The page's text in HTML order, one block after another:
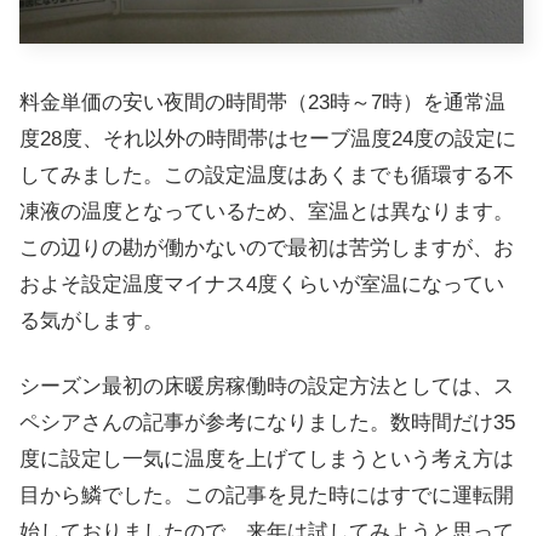
料金単価の安い夜間の時間帯（23時～7時）を通常温
度28度、それ以外の時間帯はセーブ温度24度の設定に
してみました。この設定温度はあくまでも循環する不
凍液の温度となっているため、室温とは異なります。
この辺りの勘が働かないので最初は苦労しますが、お
およそ設定温度マイナス4度くらいが室温になってい
る気がします。
シーズン最初の床暖房稼働時の設定方法としては、ス
ペシアさんの記事が参考になりました。数時間だけ35
度に設定し一気に温度を上げてしまうという考え方は
目から鱗でした。この記事を見た時にはすでに運転開
始しておりましたので、来年は試してみようと思って